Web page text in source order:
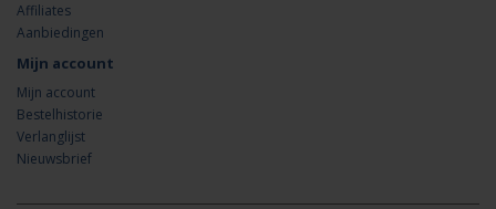
Affiliates
Aanbiedingen
Mijn account
Mijn account
Bestelhistorie
Verlanglijst
Nieuwsbrief